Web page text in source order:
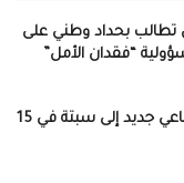
تطالب بحداد وطني على
“فقدان الأمل”
دعوات رقمية تحشد لعبور جماعي جديد إلى سبتة في 15